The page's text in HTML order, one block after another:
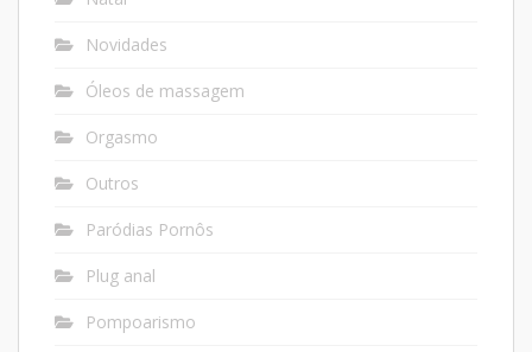
Novidades
Óleos de massagem
Orgasmo
Outros
Paródias Pornôs
Plug anal
Pompoarismo